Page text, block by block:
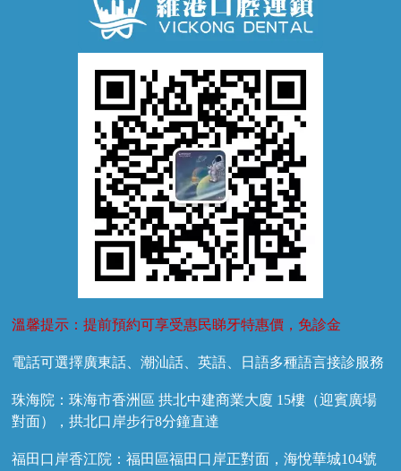
牙齦萎縮
溫馨提示：提前預約可享受惠民睇牙特惠價，免診金
電話可選擇廣東話、潮汕話、英語、日語多種語言接診服務
珠海院：珠海市香洲區 拱北中建商業大廈 15樓（迎賓廣場
對面），拱北口岸步行8分鐘直達
福田口岸香江院：福田區福田口岸正對面，海悅華城104號